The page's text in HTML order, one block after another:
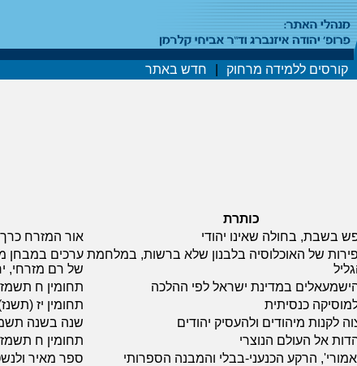
קורסים ללמידה מרחוק חדש באתר
כותרת
בשבת, בחולה שאינו יהודי
אור המזרח כרך טז
של האוכלוסיה בלבנון שלא ברשות, במלחמת ערכים במבחן
של רם מזרחי,
במדינת ישראל לפי ההלכה
תחומין ח תשמז עמ'
כנסיתית
תחומין יז (תשנז) 365-
לקנות מיהודים ולהעסיק יהודים
שנה בשנה תשמז עמ'
אל העולם הנוצרי
תחומין ח תשמז עמ'
הרקע הכנעני-בבלי והמבנה הספרותי
ספר מאיר